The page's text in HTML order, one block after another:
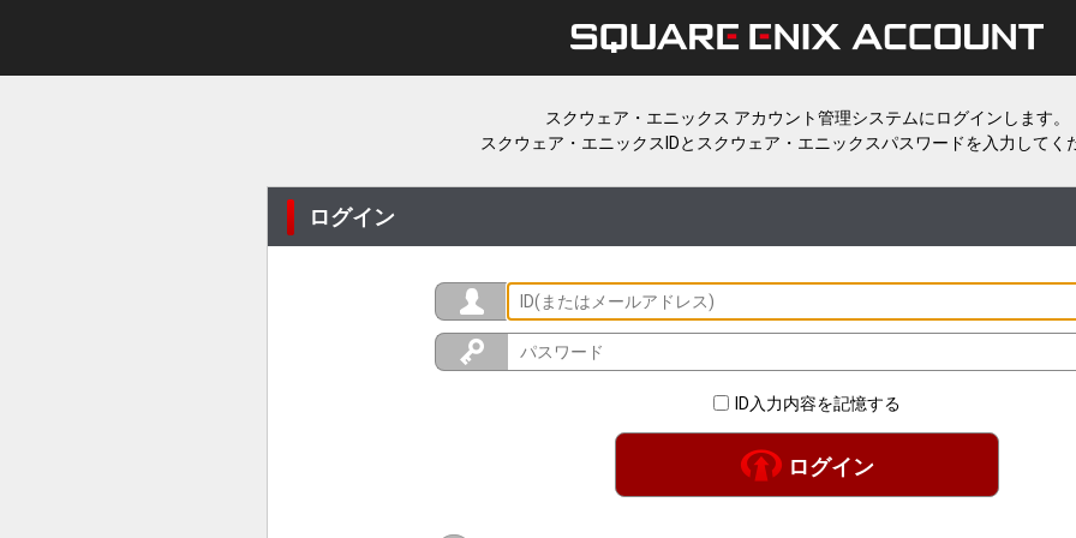
スクウェア・エニックス アカウント管理システムにログインします。
スクウェア・エニックスIDとスクウェア・エニックスパスワードを入力してく
ログイン
ID入力内容を記憶する
ログイン